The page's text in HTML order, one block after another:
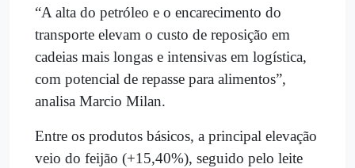
“A alta do petróleo e o encarecimento do
transporte elevam o custo de reposição em
cadeias mais longas e intensivas em logística,
com potencial de repasse para alimentos”,
analisa Marcio Milan.
Entre os produtos básicos, a principal elevação
veio do feijão (+15,40%), seguido pelo leite